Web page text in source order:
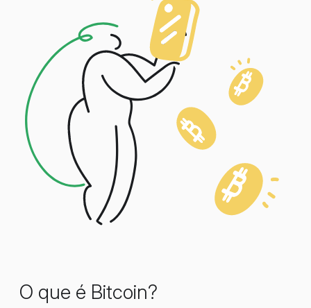
O que é Bitcoin?